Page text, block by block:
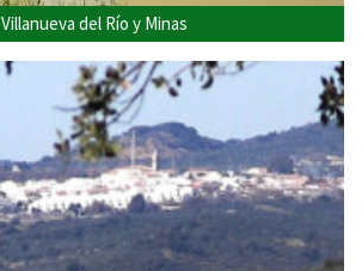
Villanueva del Río y Minas